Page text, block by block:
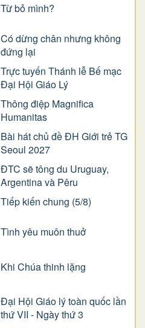
Từ bỏ mình?
Có dừng chân nhưng không
đứng lại
Trực tuyến Thánh lễ Bế mạc
Đại Hội Giáo Lý
Thông điệp Magnifica
Humanitas
Bài hát chủ đề ĐH Giới trẻ TG
Seoul 2027
ĐTC sẽ tông du Uruguay,
Argentina và Pêru
Tiếp kiến chung (5/8)
Tình yêu muôn thuở
Khi Chúa thinh lặng
Đại Hội Giáo lý toàn quốc lần
thứ VII - Ngày thứ 3